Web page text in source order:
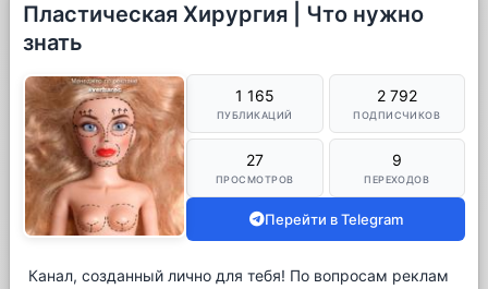
Пластическая Хирургия | Что нужно
знать
1 165
ПУБЛИКАЦИЙ
2 792
ПОДПИСЧИКОВ
27
ПРОСМОТРОВ
9
ПЕРЕХОДОВ
Перейти в Telegram
Канал, созданный лично для тебя! По вопросам реклам